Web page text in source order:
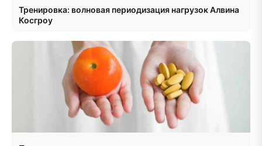
Тренировка: волновая периодизация нагрузок Алвина
Косгроу